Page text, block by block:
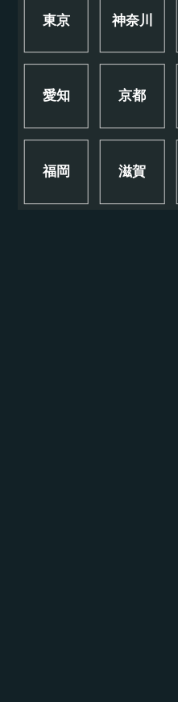
東京 神奈川
愛知 京都
福岡 滋賀